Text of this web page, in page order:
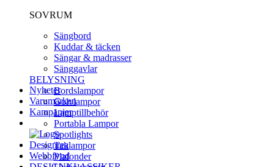
SOVRUM
Sängbord
Kuddar & täcken
Sängar & madrasser
Sänggavlar
BELYSNING
Bordslampor
Golvlampor
Lamptillbehör
Portabla Lampor
Spotlights
Taklampor
Plafonder
Nyheter
Varumärken
Kampanjer
Designrea
Webbfynd